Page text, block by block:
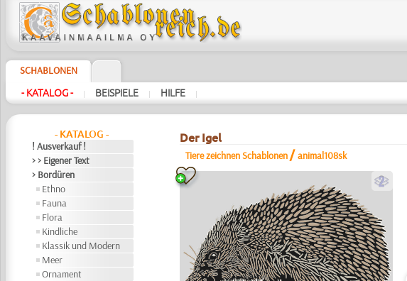
SCHABLONEN
- KATALOG - | BEISPIELE | HILFE |
- KATALOG -
! Ausverkauf !
> > Eigener Text
> Bordüren
Ethno
Fauna
Flora
Kindliche
Klassik und Modern
Meer
Ornament
Der Igel
Tiere zeichnen Schablonen /animal108sk
b